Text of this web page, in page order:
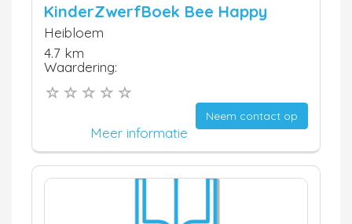
KinderZwerfBoek Bee Happy
Heibloem
4.7 km
Waardering:
Neem contact op
Meer informatie